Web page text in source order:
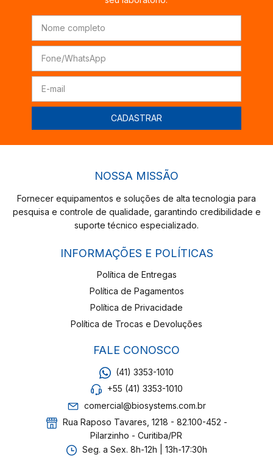
NOSSA MISSÃO
Fornecer equipamentos e soluções de alta tecnologia para
pesquisa e controle de qualidade, garantindo credibilidade e
suporte técnico especializado.
INFORMAÇÕES E POLÍTICAS
Política de Entregas
Política de Pagamentos
Política de Privacidade
Política de Trocas e Devoluções
FALE CONOSCO
(41) 3353-1010
+55 (41) 3353-1010
comercial@biosystems.com.br
Rua Raposo Tavares, 1218 - 82.100-452 -
Pilarzinho - Curitiba/PR
Seg. a Sex. 8h-12h | 13h-17:30h